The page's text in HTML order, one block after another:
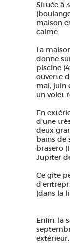
Située à
maison
calme.
La
donne
piscine
ouverte
mai, juin
un volet
En
d'une
deux
bains de
brasero
Jupiter
Ce gîte
(dans la
Enfin, la